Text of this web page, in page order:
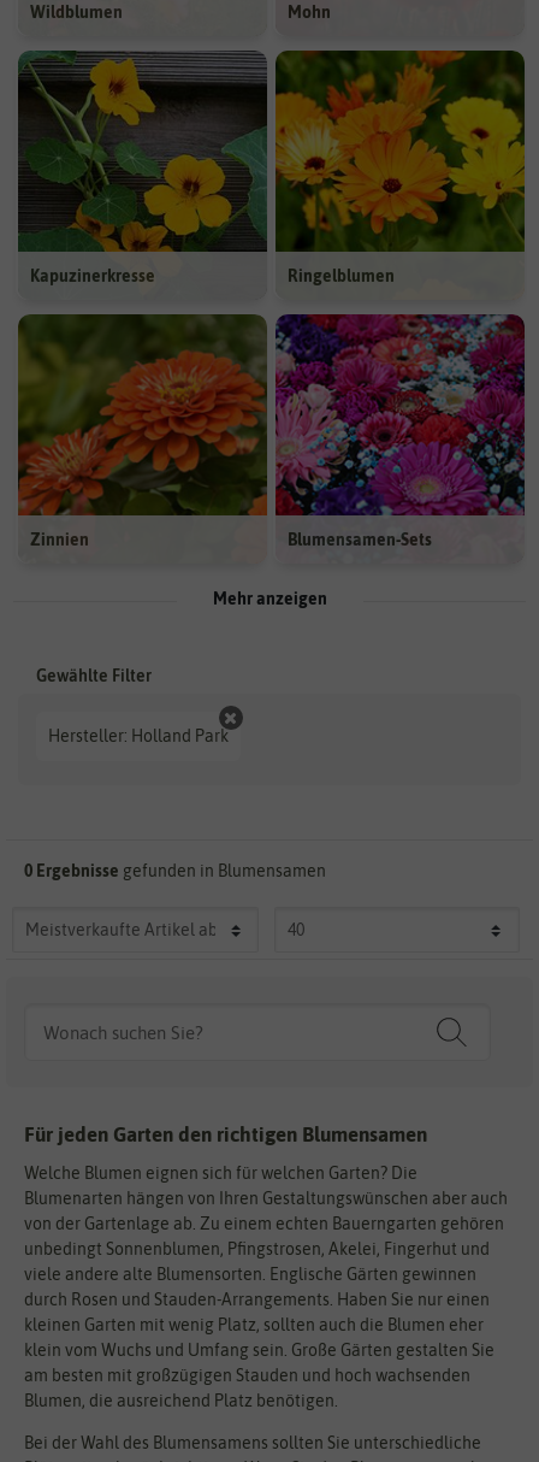
Wildblumen Mohn
Kapuzinerkresse Ringelblumen
Zinnien Blumensamen-Sets
Mehr anzeigen
Hersteller: Holland Park
0 Ergebnisse gefunden in Blumensamen
Für jeden Garten den richtigen Blumensamen
Welche Blumen eignen sich für welchen Garten? Die
Blumenarten hängen von Ihren Gestaltungswünschen aber auch
von der Gartenlage ab. Zu einem echten Bauerngarten gehören
unbedingt Sonnenblumen, Pfingstrosen, Akelei, Fingerhut und
viele andere alte Blumensorten. Englische Gärten gewinnen
durch Rosen und Stauden-Arrangements. Haben Sie nur einen
kleinen Garten mit wenig Platz, sollten auch die Blumen eher
klein vom Wuchs und Umfang sein. Große Gärten gestalten Sie
am besten mit großzügigen Stauden und hoch wachsenden
Blumen, die ausreichend Platz benötigen.
Bei der Wahl des Blumensamens sollten Sie unterschiedliche